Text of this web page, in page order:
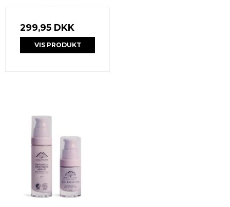
299,95 DKK
VIS PRODUKT